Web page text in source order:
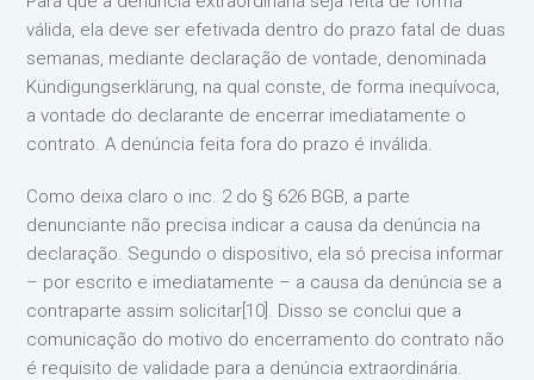
válida, ela deve ser efetivada dentro do prazo fatal de duas
semanas, mediante declaração de vontade, denominada
Kündigungserklärung, na qual conste, de forma inequívoca,
a vontade do declarante de encerrar imediatamente o
contrato. A denúncia feita fora do prazo é inválida.
Como deixa claro o inc. 2 do § 626 BGB, a parte
denunciante não precisa indicar a causa da denúncia na
declaração. Segundo o dispositivo, ela só precisa informar
– por escrito e imediatamente – a causa da denúncia se a
contraparte assim solicitar[10]. Disso se conclui que a
comunicação do motivo do encerramento do contrato não
é requisito de validade para a denúncia extraordinária.